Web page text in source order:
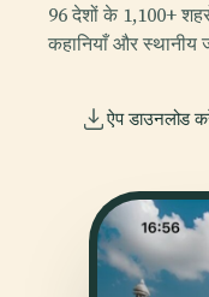
96 देशों के 1,100+
कहानियाँ और
ऐप डाउनलोड